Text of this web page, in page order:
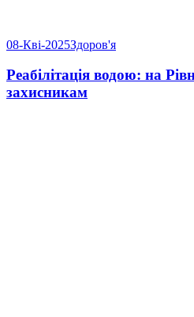
08-Кві-2025Здоров'я
Реабілітація водою: на
захисникам